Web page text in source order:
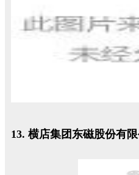
13. 横店集团东磁股份有限